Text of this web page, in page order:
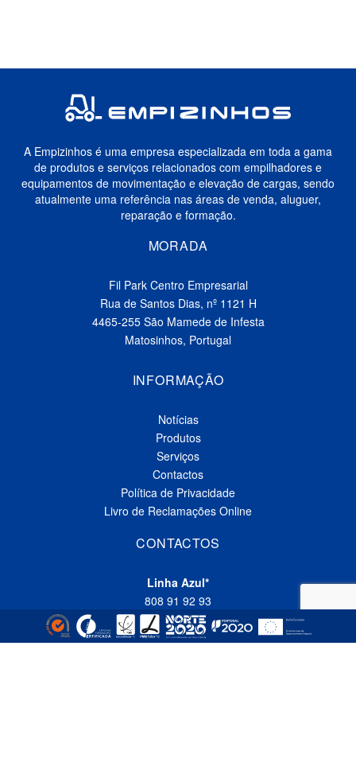
A Empizinhos é uma empresa especializada em toda a gama
de produtos e serviços relacionados com empilhadores e
equipamentos de movimentação e elevação de cargas, sendo
atualmente uma referência nas áreas de venda, aluguer,
reparação e formação.
MORADA
Fil Park Centro Empresarial
Rua de Santos Dias, nº 1121 H
4465-255 São Mamede de Infesta
Matosinhos, Portugal
INFORMAÇÃO
Notícias
Produtos
Serviços
Contactos
Política de Privacidade
Livro de Reclamações Online
CONTACTOS
Linha Azul*
808 91 92 93
(*custo de uma chamada local nacional)
Telefone*